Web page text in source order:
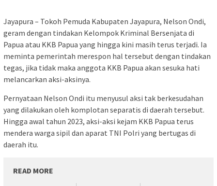
Jayapura – Tokoh Pemuda Kabupaten Jayapura, Nelson Ondi,
geram dengan tindakan Kelompok Kriminal Bersenjata di
Papua atau KKB Papua yang hingga kini masih terus terjadi. Ia
meminta pemerintah merespon hal tersebut dengan tindakan
tegas, jika tidak maka anggota KKB Papua akan sesuka hati
melancarkan aksi-aksinya.
Pernyataan Nelson Ondi itu menyusul aksi tak berkesudahan
yang dilakukan oleh komplotan separatis di daerah tersebut.
Hingga awal tahun 2023, aksi-aksi kejam KKB Papua terus
mendera warga sipil dan aparat TNI Polri yang bertugas di
daerah itu.
READ MORE